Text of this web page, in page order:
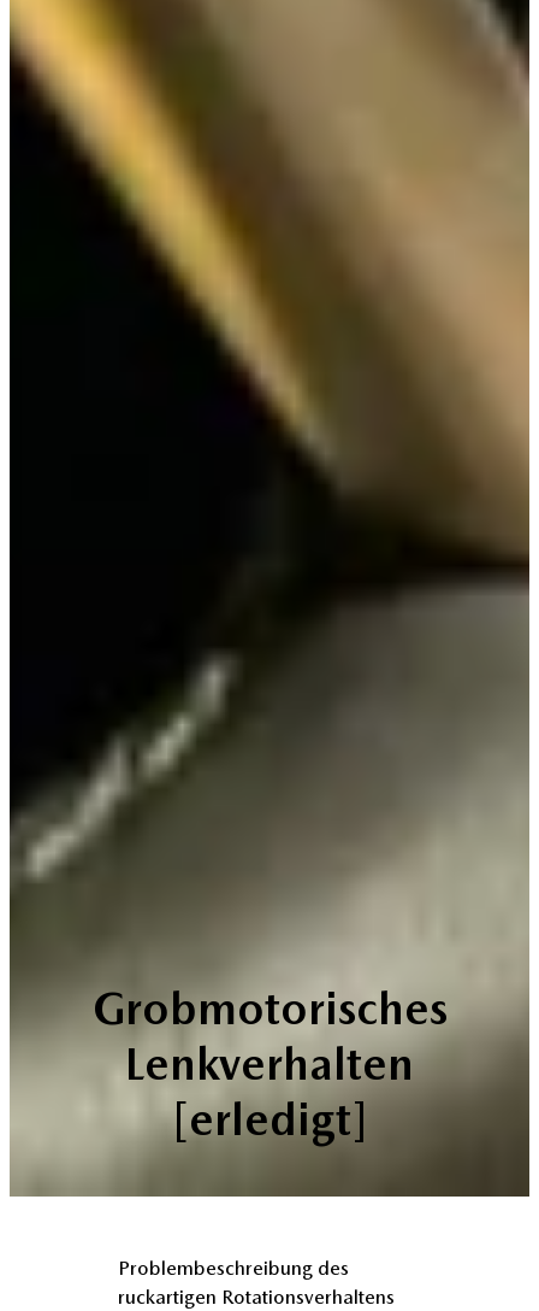
Grobmotorisches
Lenkverhalten
[erledigt]
Problembeschreibung des
ruckartigen Rotationsverhaltens